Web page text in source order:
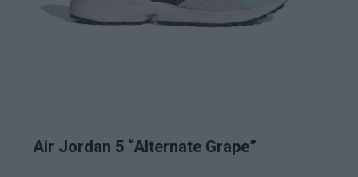
Air Jordan 5 “Alternate Grape”